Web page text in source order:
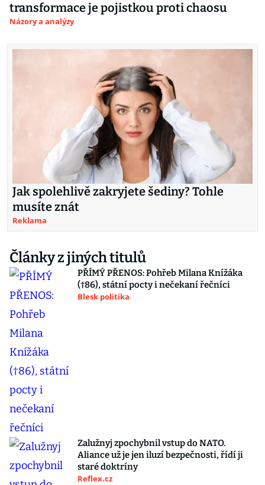
transformace je pojistkou proti chaosu
Názory a analýzy
Jak spolehlivě zakryjete šediny? Tohle
musíte znát
Reklama
Články z jiných titulů
PŘÍMÝ PŘENOS: Pohřeb Milana Knížáka
(†86), státní pocty i nečekaní řečníci
Blesk politika
Zalužnyj zpochybnil vstup do NATO.
Aliance už je jen iluzí bezpečnosti, řídí ji
staré doktríny
Reflex.cz